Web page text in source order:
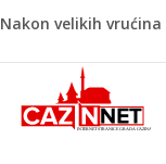
Nakon velikih vrućina
zapošljavanje i
Dok Evropa ostavlja
puše sve više: Treći